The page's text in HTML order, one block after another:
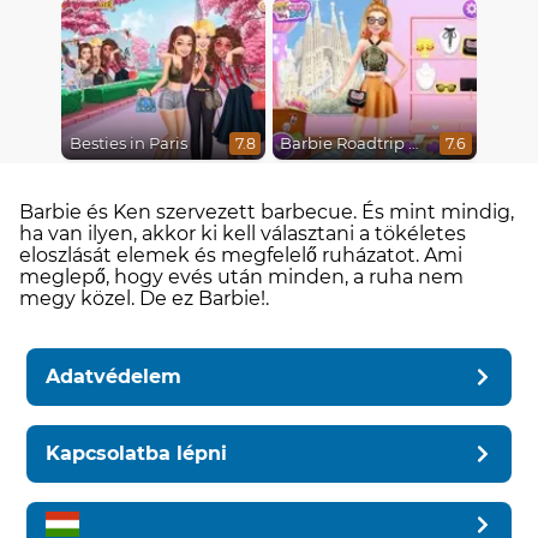
Besties in Paris 7.8 Barbie Roadtrip Adventure 7.6
Barbie és Ken szervezett barbecue. És mint mindig,
ha van ilyen, akkor ki kell választani a tökéletes
eloszlását elemek és megfelelő ruházatot. Ami
meglepő, hogy evés után minden, a ruha nem
megy közel. De ez Barbie!.
Adatvédelem
Kapcsolatba lépni